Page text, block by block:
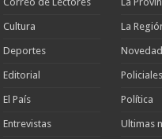
Cultura
Deportes
Editorial
El País
Entrevistas
La
Policiales
Política
Ultimas